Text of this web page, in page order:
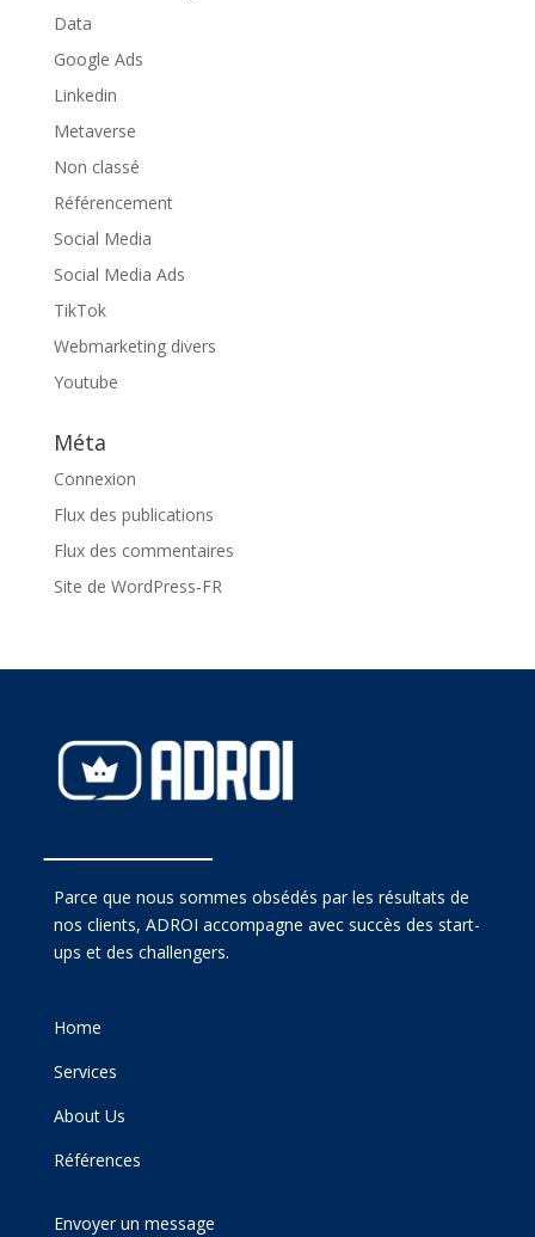
Data
Google Ads
Linkedin
Metaverse
Non classé
Référencement
Social Media
Social Media Ads
TikTok
Webmarketing divers
Youtube
Méta
Connexion
Flux des publications
Flux des commentaires
Site de WordPress-FR
Parce que nous sommes obsédés par les résultats de
nos clients, ADROI accompagne avec succès des start-
ups et des challengers.
Home
Services
About Us
Références
Envoyer un message